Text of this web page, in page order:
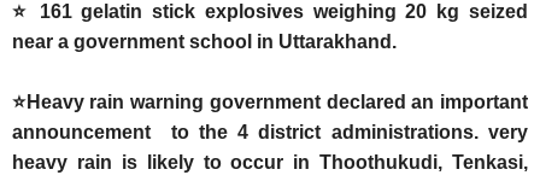
⭐ 161 gelatin stick explosives weighing 20 kg seized
near a government school in Uttarakhand.
⭐Heavy rain warning government declared an important
announcement to the 4 district administrations. very
heavy rain is likely to occur in Thoothukudi, Tenkasi,